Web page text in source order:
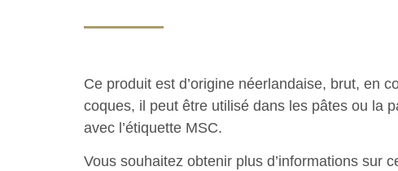
Ce produit est d’origine néerlandaise, brut, en
coques, il peut être utilisé dans les pâtes ou la
avec l’étiquette MSC.
Vous souhaitez obtenir plus d’informations sur